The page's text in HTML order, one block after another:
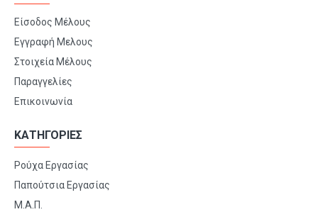
Είσοδος Μέλους
Εγγραφή Μελους
Στοιχεία Μέλους
Παραγγελίες
Επικοινωνία
ΚΑΤΗΓΟΡΙΕΣ
Ρούχα Εργασίας
Παπούτσια Εργασίας
Μ.Α.Π.